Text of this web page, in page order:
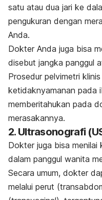
satu atau dua jari ke
pengukuran dengan
Anda.
Dokter Anda juga bisa
disebut jangka panggul
Prosedur pelvimetri
ketidaknyamanan pada
memberitahukan pada
merasakannya.
2. Ultrasonografi
Dokter juga bisa
dalam panggul wanita
Secara umum, dokter
melalui perut